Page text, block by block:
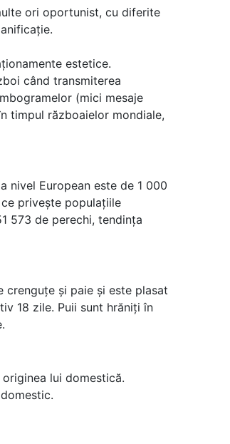
ori oportunist, cu diferite
estetice.
când transmiterea
(mici mesaje
timpul războaielor mondiale,
nivel European este de 1 000
privește populațiile
573 de perechi, tendința
crenguțe și paie și este plasat
18 zile. Puii sunt hrăniți în
lui domestică.